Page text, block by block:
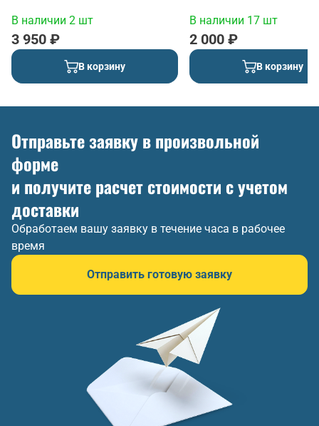
В наличии 2 шт
3 950 ₽
В корзину
В наличии 17 шт
2 000 ₽
В корзину
Отправьте заявку в произвольной
форме
и получите расчет стоимости с учетом
доставки
Обработаем вашу заявку в течение часа в рабочее
время
Отправить готовую заявку